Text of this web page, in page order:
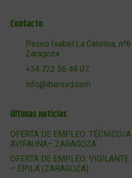
Contacto
Paseo Isabel La Católica,
Zaragoza
+34 722 56 49 07
info@ibersyd.com
Últimas noticias
OFERTA DE EMPLEO: TÉCNICO/
AVIFAUNA– ZARAGOZA
OFERTA DE EMPLEO:
– ÉPILA (ZARAGOZA)